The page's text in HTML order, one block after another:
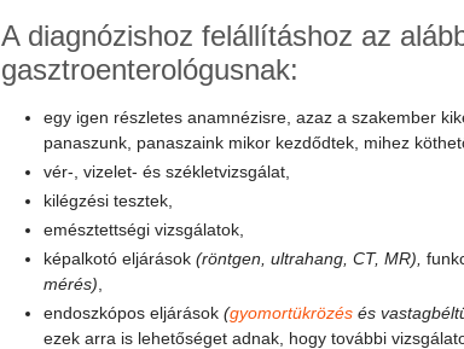
A diagnózishoz felállításhoz az
gasztroenterológusnak:
egy igen részletes anamnézisre, azaz a szakember
panaszunk, panaszaink mikor kezdődtek, mihez
vér-, vizelet- és székletvizsgálat,
kilégzési tesztek,
emésztettségi vizsgálatok,
képalkotó eljárások (röntgen, ultrahang, CT, MR),
mérés)
endoszkópos eljárások (gyomortükrözés és
ezek arra is lehetőséget adnak, hogy további